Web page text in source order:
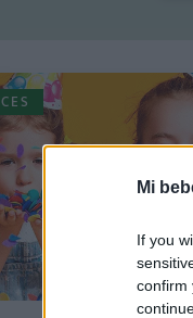
Mi
If you
confirm